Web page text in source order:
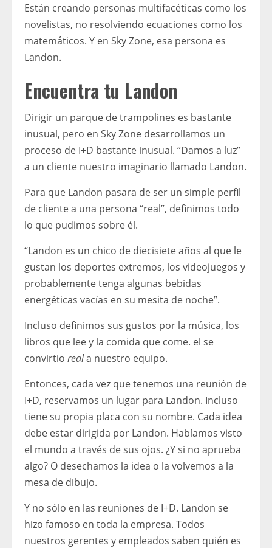
Están creando personas multifacéticas como los
novelistas, no resolviendo ecuaciones como los
matemáticos. Y en Sky Zone, esa persona es
Landon.
Encuentra tu Landon
Dirigir un parque de trampolines es bastante
inusual, pero en Sky Zone desarrollamos un
proceso de I+D bastante inusual. “Damos a luz”
a un cliente nuestro imaginario llamado Landon.
Para que Landon pasara de ser un simple perfil
de cliente a una persona “real”, definimos todo
lo que pudimos sobre él.
“Landon es un chico de diecisiete años al que le
gustan los deportes extremos, los videojuegos y
probablemente tenga algunas bebidas
energéticas vacías en su mesita de noche”.
Incluso definimos sus gustos por la música, los
libros que lee y la comida que come. el se
convirtio reala nuestro equipo.
Entonces, cada vez que tenemos una reunión de
I+D, reservamos un lugar para Landon. Incluso
tiene su propia placa con su nombre. Cada idea
debe estar dirigida por Landon. Habíamos visto
el mundo a través de sus ojos. ¿Y si no aprueba
algo? O desechamos la idea o la volvemos a la
mesa de dibujo.
Y no sólo en las reuniones de I+D. Landon se
hizo famoso en toda la empresa. Todos
nuestros gerentes y empleados saben quién es